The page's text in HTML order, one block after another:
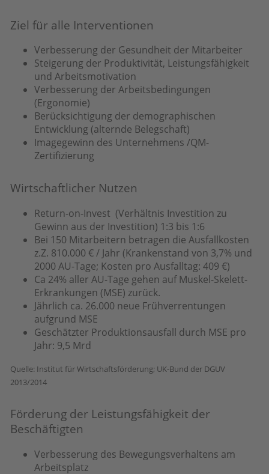
Ziel für alle Interventionen
Verbesserung der Gesundheit der Mitarbeiter
Steigerung der Produktivität, Leistungsfähigkeit
und Arbeitsmotivation
Verbesserung der Arbeitsbedingungen
(Ergonomie)
Berücksichtigung der demographischen
Entwicklung (alternde Belegschaft)
Imagegewinn des Unternehmens /QM-
Zertifizierung
Wirtschaftlicher Nutzen
Return-on-Invest (Verhältnis Investition zu
Gewinn aus der Investition) 1:3 bis 1:6
Bei 150 Mitarbeitern betragen die Ausfallkosten
z.Z. 810.000 € / Jahr (Krankenstand von 3,7% und
2000 AU-Tage; Kosten pro Ausfalltag: 409 €)
Ca 24% aller AU-Tage gehen auf Muskel-Skelett-
Erkrankungen (MSE) zurück.
Jährlich ca. 26.000 neue Frühverrentungen
aufgrund MSE
Geschätzter Produktionsausfall durch MSE pro
Jahr: 9,5 Mrd
Quelle: Institut für Wirtschaftsförderung; UK-Bund der DGUV
2013/2014
Förderung der Leistungsfähigkeit der
Beschäftigten
Verbesserung des Bewegungsverhaltens am
Arbeitsplatz